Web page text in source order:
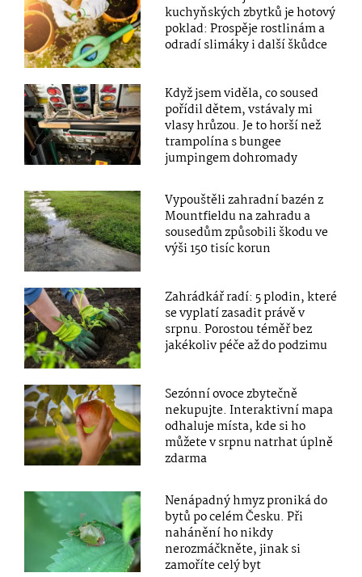
kuchyňských zbytků je hotový
poklad: Prospěje rostlinám a
odradí slimáky i další škůdce
Když jsem viděla, co soused
pořídil dětem, vstávaly mi
vlasy hrůzou. Je to horší než
trampolína s bungee
jumpingem dohromady
Vypouštěli zahradní bazén z
Mountfieldu na zahradu a
sousedům způsobili škodu ve
výši 150 tisíc korun
Zahrádkář radí: 5 plodin, které
se vyplatí zasadit právě v
srpnu. Porostou téměř bez
jakékoliv péče až do podzimu
Sezónní ovoce zbytečně
nekupujte. Interaktivní mapa
odhaluje místa, kde si ho
můžete v srpnu natrhat úplně
zdarma
Nenápadný hmyz proniká do
bytů po celém Česku. Při
nahánění ho nikdy
nerozmáčkněte, jinak si
zamoříte celý byt